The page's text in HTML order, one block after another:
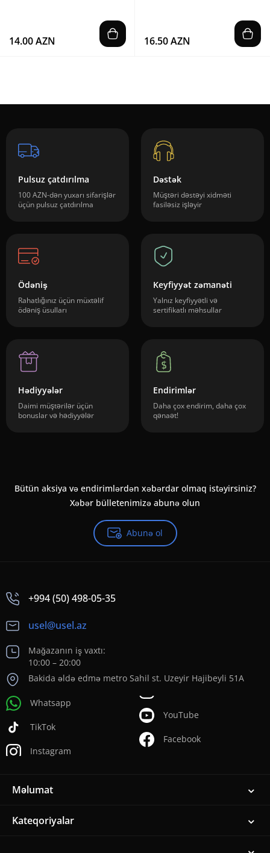
14.00 AZN 16.50 AZN
Pulsuz çatdırılma
100 AZN-dən yuxarı sifarişlər
üçün pulsuz çatdırılma
Dəstək
Müştəri dəstəyi xidməti
fasiləsiz işləyir
Ödəniş
Rahatlığınız üçün müxtəlif
ödəniş üsulları
Keyfiyyət zəmanəti
Yalnız keyfiyyətli və
sertifikatlı məhsullar
Hədiyyələr
Daimi müştərilər üçün
bonuslar və hədiyyələr
Endirimlər
Daha çox endirim, daha çox
qənaət!
Bütün aksiya və endirimlərdən xəbərdar olmaq istəyirsiniz?
Xəbər bülletenimizə abunə olun
Abunə ol
+994 (50) 498-05-35
usel@usel.az
Mağazanın iş vaxtı:
10:00 – 20:00
Bakida əldə edmə metro Sahil st. Uzeyir Hajibeyli 51A
Whatsapp
TikTok
Instagram
YouTube
Facebook
Məlumat
Kateqoriyalar